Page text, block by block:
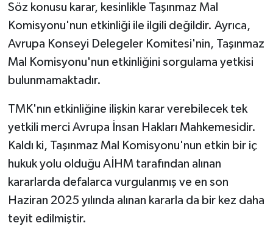
Söz konusu karar, kesinlikle Taşınmaz Mal
Komisyonu'nun etkinliği ile ilgili değildir. Ayrıca,
Avrupa Konseyi Delegeler Komitesi'nin, Taşınmaz
Mal Komisyonu'nun etkinliğini sorgulama yetkisi
bulunmamaktadır.
TMK'nın etkinliğine ilişkin karar verebilecek tek
yetkili merci Avrupa İnsan Hakları Mahkemesidir.
Kaldı ki, Taşınmaz Mal Komisyonu'nun etkin bir iç
hukuk yolu olduğu AİHM tarafından alınan
kararlarda defalarca vurgulanmış ve en son
Haziran 2025 yılında alınan kararla da bir kez daha
teyit edilmiştir.